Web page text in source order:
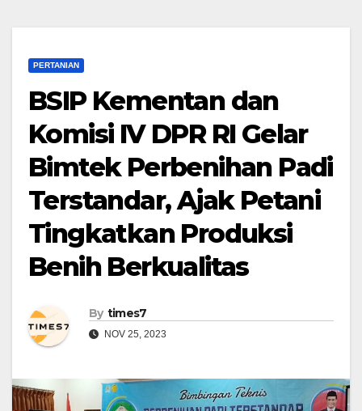
PERTANIAN
BSIP Kementan dan
Komisi IV DPR RI Gelar
Bimtek Perbenihan Padi
Terstandar, Ajak Petani
Tingkatkan Produksi
Benih Berkualitas
By times7
NOV 25, 2023